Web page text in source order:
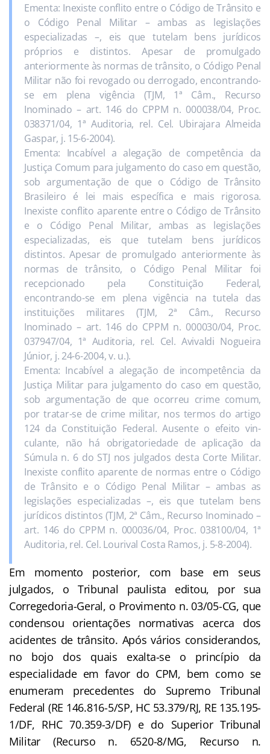
Ementa: Inexiste conflito entre o Código de Trânsito e
o Código Penal Militar – ambas as legislações
especializadas –, eis que tutelam bens jurídicos
próprios e distintos. Apesar de promulgado
anteriormente às normas de trânsito, o Código Penal
Militar não foi revogado ou derrogado, encontrando-
se em plena vigência (TJM, 1ª Câm., Recurso
Inominado – art. 146 do CPPM n. 000038/04, Proc.
038371/04, 1ª Auditoria, rel. Cel. Ubirajara Almeida
Gaspar, j. 15-6-2004).
Ementa: Incabível a alegação de competência da
Justiça Comum para julgamento do caso em questão,
sob argumentação de que o Código de Trânsito
Brasileiro é lei mais específica e mais rigorosa.
Inexiste conflito aparente entre o Código de Trânsito
e o Código Penal Militar, ambas as legislações
especializadas, eis que tutelam bens jurídicos
distintos. Apesar de promulgado anteriormente às
normas de trânsito, o Código Penal Militar foi
recepcionado pela Constituição Federal,
encontrando-se em plena vigência na tutela das
instituições militares (TJM, 2ª Câm., Recurso
Inominado – art. 146 do CPPM n. 000030/04, Proc.
037947/04, 1ª Auditoria, rel. Cel. Avivaldi Nogueira
Júnior, j. 24-6-2004, v. u.).
Ementa: Incabível a alegação de incompetência da
Justiça Militar para julgamento do caso em questão,
sob argumentação de que ocorreu crime comum,
por tratar-se de crime militar, nos termos do artigo
124 da Constituição Federal. Ausente o efeito vin­
culante, não há obrigatoriedade de aplicação da
Súmula n. 6 do STJ nos julgados desta Corte Militar.
Inexiste conflito aparente de normas entre o Código
de Trânsito e o Código Penal Militar – ambas as
legislações especializadas –, eis que tutelam bens
jurídicos distintos (TJM, 2ª Câm., Recurso Inominado –
art. 146 do CPPM n. 000036/04, Proc. 038100/04, 1ª
Auditoria, rel. Cel. Lourival Costa Ramos, j. 5-8-2004).
Em momento posterior, com base em seus
julgados, o Tribunal paulista editou, por sua
Corregedoria-Geral, o Provimento n. 03/05-CG, que
condensou orientações normativas acerca dos
acidentes de trânsito. Após vários considerandos,
no bojo dos quais exalta-se o princípio da
especialidade em favor do CPM, bem como se
enumeram precedentes do Supremo Tribunal
Federal (RE 146.816-5/SP, HC 53.379/RJ, RE 135.195-
1/DF, RHC 70.359-3/DF) e do Superior Tribunal
Militar (Recurso n. 6520-8/MG, Recurso n.